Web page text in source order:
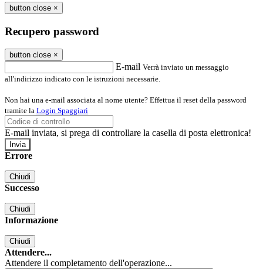
button close ×
Recupero password
button close ×
E-mail Verrà inviato un messaggio
all'indirizzo indicato con le istruzioni necessarie.
Non hai una e-mail associata al nome utente? Effettua il reset della password
tramite la Login Spaggiari
E-mail inviata, si prega di controllare la casella di posta elettronica!
Errore
Chiudi
Successo
Chiudi
Informazione
Chiudi
Attendere...
Attendere il completamento dell'operazione...